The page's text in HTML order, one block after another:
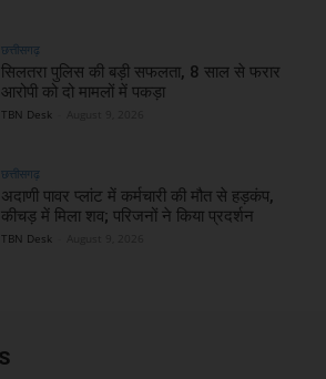
छत्तीसगढ़
सिलतरा पुलिस की बड़ी सफलता, 8 साल से फरार
आरोपी को दो मामलों में पकड़ा
TBN Desk
छत्तीसगढ़
अदाणी पावर प्लांट में कर्मचारी की मौत से हड़कंप,
कीचड़ में मिला शव; परिजनों ने किया प्रदर्शन
TBN Desk